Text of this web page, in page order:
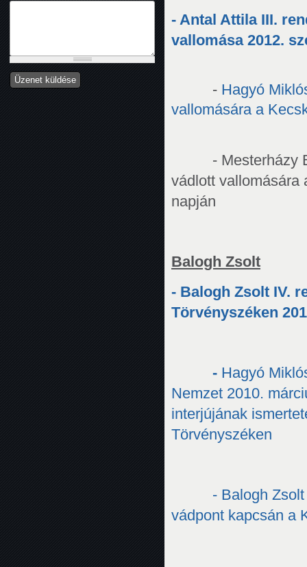
- Antal Attila III.
vallomása 2012.
- Hagyó
vallomására a
- Mesterházy
vádlott vallomására
napján
Balogh Zsolt
- Balogh Zsolt IV.
Törvényszéken
- Hagyó
Nemzet 2010.
interjújának
Törvényszéken
- Balogh
vádpont kapcsán a